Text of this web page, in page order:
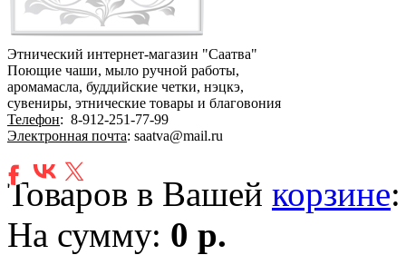
Этнический интернет-магазин "Саатва"
Поющие чаши, мыло ручной работы,
аромамасла, буддийские четки, нэцкэ,
сувениры, этнические товары и благовония
Телефон: 8-912-251-77-99
Электронная почта: saatva@mail.ru
Товаров в Вашей корзине
На сумму: 0 р.